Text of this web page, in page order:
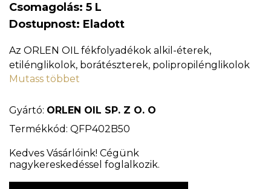
Csomagolás: 5 L
Dostupnost: Eladott
Mutass többet
Az ORLEN OIL fékfolyadékok alkil-éterek,
etilénglikolok, borátészterek, polipropilénglikolok
és funkcionális adalékanyagok csomagja alapján
termékek "B" biztonsági jelöléssel történő
címkézésére jogosító tanúsítvánnyal rendelkezik.
A DOT-4 megfelel a következő szabványok
követelményeinek:
PN-C-40005
Gyártó: ORLEN OIL SP. Z O. O
Termékkód: QFP402B50
Kedves Vásárlóink! Cégünk
nagykereskedéssel foglalkozik.